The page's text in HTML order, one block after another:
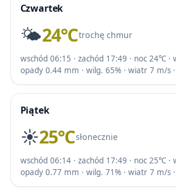
Czwartek
🌤️24℃trochę chmur
wschód 06:15 · zachód 17:49 · noc 24℃ ·
opady 0.44 mm · wilg. 65% · wiatr 7 m/s
Piątek
☀️25℃słonecznie
wschód 06:14 · zachód 17:49 · noc 25℃ ·
opady 0.77 mm · wilg. 71% · wiatr 7 m/s